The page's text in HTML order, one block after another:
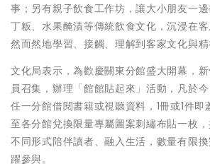
事；另有親子飲食工作坊，讓大小朋友一
丁粄、水果醃漬等傳統飲食文化，沉浸在
然而然地學習、接觸、理解到客家文化與精
文化局表示，為歡慶關東分館盛大開幕，
員召集，辦理「館館貼起來」活動，凡於
任一分館借閱書籍或視聽資料，1冊或1件
至各分館兌換限量專屬圖案刺繡布貼一枚
不同形式陪伴讀者、融入生活，數量有限
躍參與。